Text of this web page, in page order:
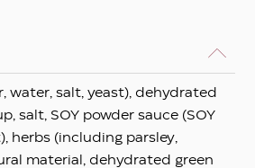
water, salt, yeast), dehydrated
salt, SOY powder sauce (SOY
herbs (including parsley,
material, dehydrated green